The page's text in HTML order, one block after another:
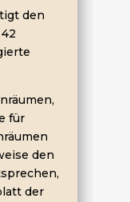
den
für
den
der